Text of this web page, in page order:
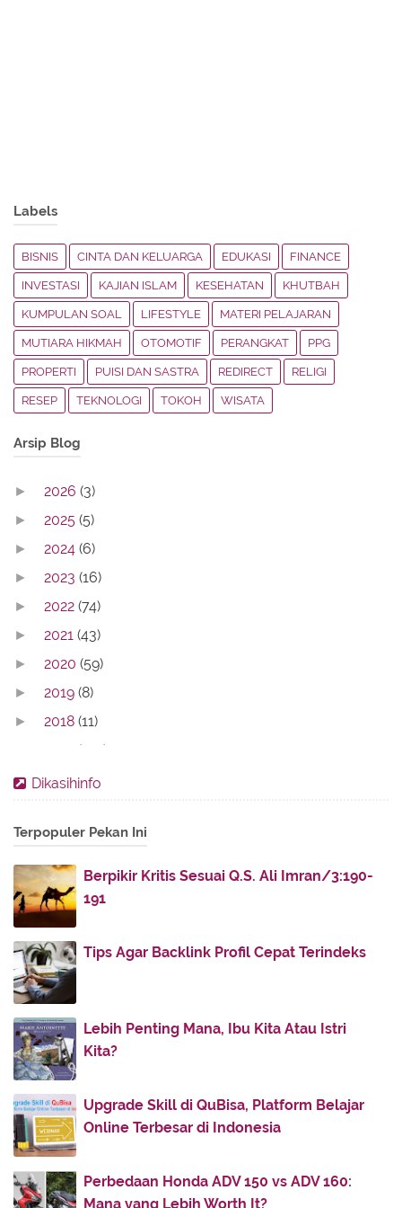
Labels
BISNIS CINTA DAN KELUARGA EDUKASI FINANCE
INVESTASI KAJIAN ISLAM KESEHATAN KHUTBAH
KUMPULAN SOAL LIFESTYLE MATERI PELAJARAN
MUTIARA HIKMAH OTOMOTIF PERANGKAT PPG
PROPERTI PUISI DAN SASTRA REDIRECT RELIGI
RESEP TEKNOLOGI TOKOH WISATA
Arsip Blog
► 2026 (3)
► 2025 (5)
► 2024 (6)
► 2023 (16)
► 2022 (74)
► 2021 (43)
► 2020 (59)
► 2019 (8)
► 2018 (11)
(142)
► August
► June(16)
► May
► April (12)
► February(15)
▼ January
Ketika Tiga Ulama Besar Melamar Rabi’ah
al-‘Adawiyah
Saat Putra Sayyidina Umar Diejek Teman-
temannya
Ulama yang Tertipu, Seperti Apa?
Amal-amal yang Tak Pernah Putus Pahalanya
Akibat Tidak Mendapat Ridho Guru
Benci tapi Tetap Berlaku Adil: Pesan Langit!
Dikasihinfo
Terpopuler Pekan Ini
Berpikir Kritis Sesuai Q.S. Ali Imran/3:190-
191
Tips Agar Backlink Profil Cepat Terindeks
Lebih Penting Mana, Ibu Kita Atau Istri
Kita?
Upgrade Skill di QuBisa, Platform Belajar
Online Terbesar di Indonesia
Perbedaan Honda ADV 150 vs ADV 160:
Mana yang Lebih Worth It?